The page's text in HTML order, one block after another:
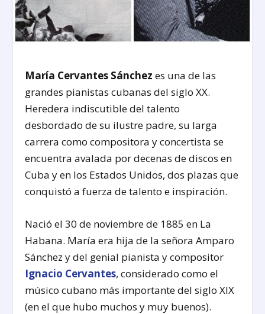
María Cervantes Sánchez es una de las
grandes pianistas cubanas del siglo XX.
Heredera indiscutible del talento
desbordado de su ilustre padre, su larga
carrera como compositora y concertista se
encuentra avalada por decenas de discos en
Cuba y en los Estados Unidos, dos plazas que
conquistó a fuerza de talento e inspiración.
Nació el 30 de noviembre de 1885 en La
Habana. María era hija de la señora Amparo
Sánchez y del genial pianista y compositor
Ignacio Cervantes, considerado como el
músico cubano más importante del siglo XIX
(en el que hubo muchos y muy buenos).